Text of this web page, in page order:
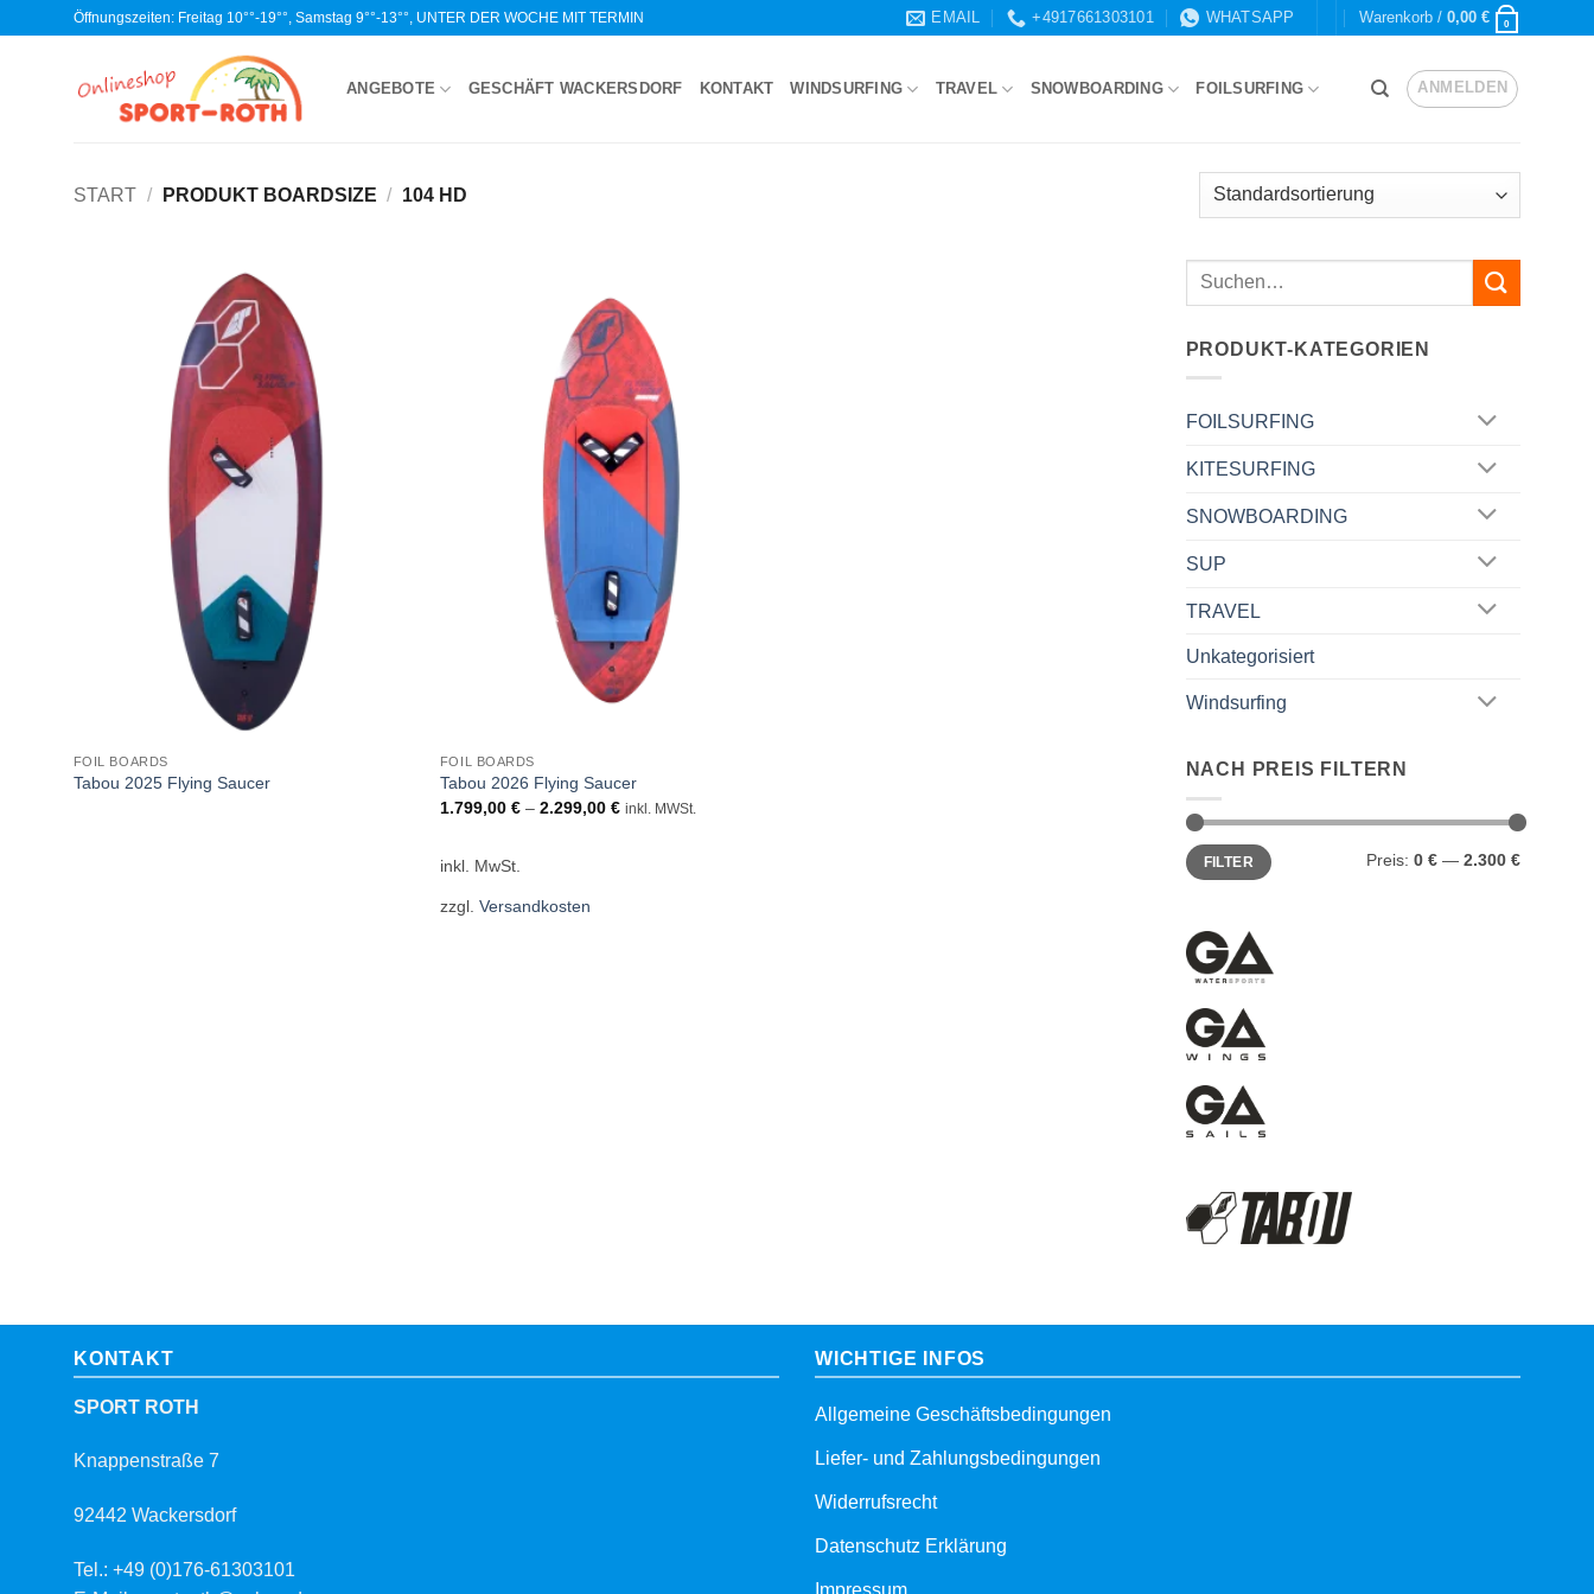
Öffnungszeiten: Freitag 10°°-19°°, Samstag 9°°-13°°, UNTER DER WOCHE MIT TERMIN EMAIL +4917661303101 WHATSAPP Warenkorb / 0,00 € 0
ANGEBOTE GESCHÄFT WACKERSDORF KONTAKT WINDSURFING TRAVEL SNOWBOARDING FOILSURFING ANMELDEN
START / PRODUKT BOARDSIZE / 104 HD
FOIL BOARDS
Tabou 2025 Flying Saucer
FOIL BOARDS
Tabou 2026 Flying Saucer
1.799,00 €– 2.299,00 € inkl. MWSt.
inkl. MwSt.
zzgl. Versandkosten
PRODUKT-KATEGORIEN
FOILSURFING
KITESURFING
SNOWBOARDING
SUP
TRAVEL
Unkategorisiert
Windsurfing
NACH PREIS FILTERN
Min.
Preis
Max.
PreisFILTER Preis: 0 € — 2.300 €
KONTAKT
SPORT ROTH
Knappenstraße 7
92442 Wackersdorf
Tel.: +49 (0)176-61303101
WICHTIGE INFOS
Allgemeine Geschäftsbedingungen
Liefer- und Zahlungsbedingungen
Widerrufsrecht
Datenschutz Erklärung
Impressum